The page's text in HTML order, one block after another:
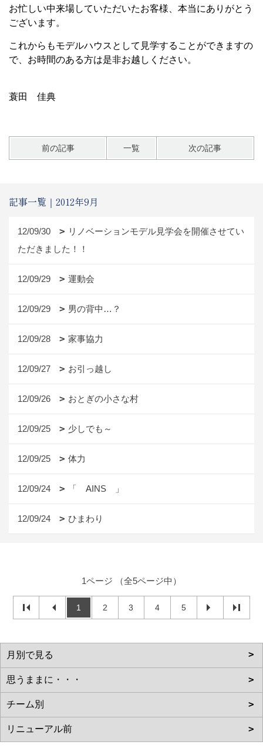
お忙しい中来場していただいたお客様、本当にありがとう
ございます。
これからもモデルハウスとして見学することができますの
で、お時間のある方は是非お越しください。
蓑田 佳典
前の記事 一覧 次の記事
記事一覧｜2012年9月
12/09/30
リノベーションモデル見学会を開催させてい
ただきました！！
12/09/29 運動会
12/09/29 男の背中…？
12/09/28 家事協力
12/09/27 お引っ越し
12/09/26 おとぎの小さな村
12/09/25 少しでも～
12/09/25 体力
12/09/24 「 AINS 」
12/09/24 ひまわり
1ページ （全5ページ中）
1 2 3 4 5